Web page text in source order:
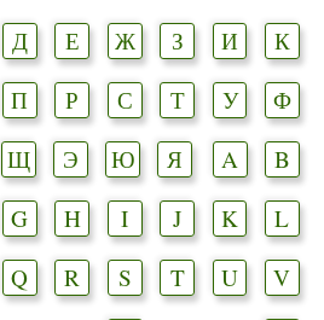
Д Е Ж З И
К
П Р С Т У
Ф
Щ Э Ю Я A
B
G H I J K
L
Q R S T U
V